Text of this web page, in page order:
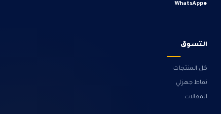
●
WhatsApp
التسوق
كل المنتجات
نقاط جهزلي
المقالات